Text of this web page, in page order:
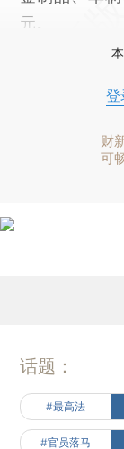
元。
登
财
可
话题：
#最高法
#官员落马